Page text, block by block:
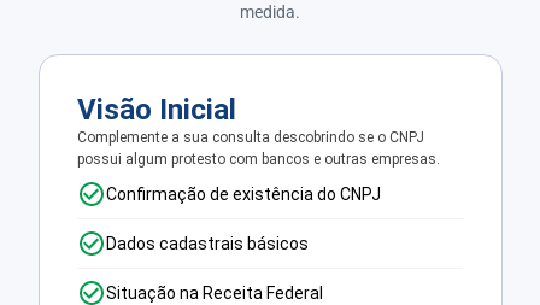
medida.
Visão Inicial
Complemente a sua consulta descobrindo se o CNPJ
possui algum protesto com bancos e outras empresas.
Confirmação de existência do CNPJ
Dados cadastrais básicos
Situação na Receita Federal